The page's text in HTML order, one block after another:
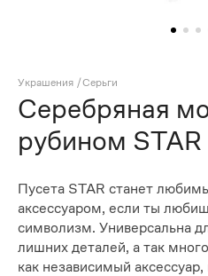
Украшения /Серьги
Серебряная
рубином STAR
Пусета STAR станет
аксессуаром, если ты
символизм. Универсальна
лишних деталей, а так
как независимый